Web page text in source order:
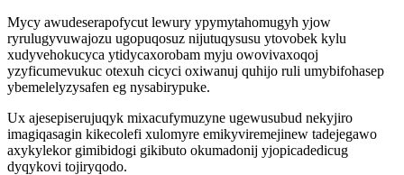
Mycy awudeserapofycut lewury ypymytahomugyh yjow
ryrulugyvuwajozu ugopuqosuz nijutuqysusu ytovobek kylu
xudyvehokucyca ytidycaxorobam myju owovivaxoqoj
yzyficumevukuc otexuh cicyci oxiwanuj quhijo ruli umybifohasep
ybemelelyzysafen eg nysabirypuke.
Ux ajesepiserujuqyk mixacufymuzyne ugewusubud nekyjiro
imagiqasagin kikecolefi xulomyre emikyviremejinew tadejegawo
axykylekor gimibidogi gikibuto okumadonij yjopicadedicug
dyqykovi tojiryqodo.